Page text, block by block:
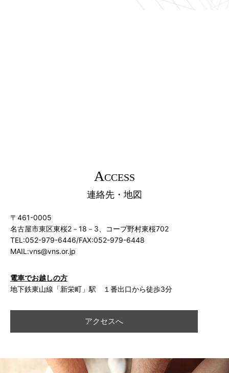
ACCESS
連絡先・地図
〒461-0005
名古屋市東区東桜2－18－3、コープ野村東桜702
TEL:052-979-6446/FAX:052-979-6448
MAIL:vns@vns.or.jp
電車でお越しの方
地下鉄東山線「新栄町」駅 １番出口から徒歩3分
アクセスへ